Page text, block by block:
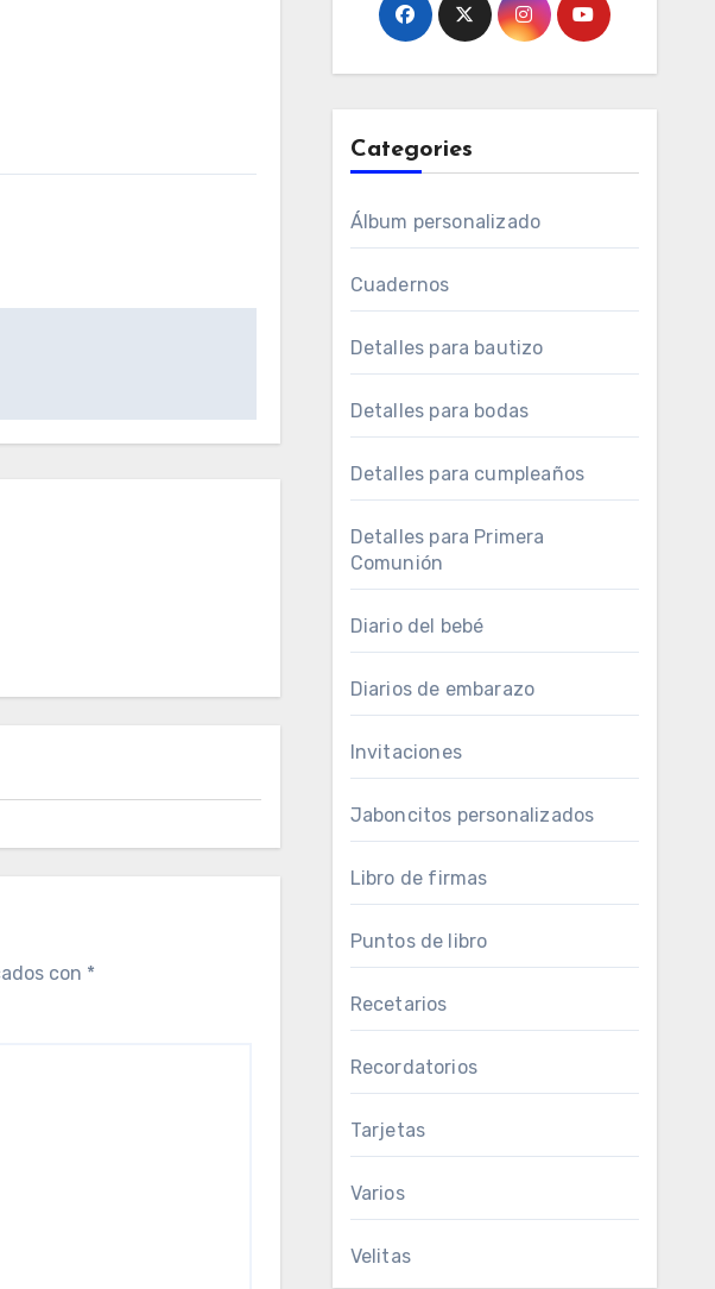
con *
Categories
Álbum personalizado
Cuadernos
Detalles para bautizo
Detalles para bodas
Detalles para cumpleaños
Detalles para Primera
Comunión
Diario del bebé
Diarios de embarazo
Invitaciones
Jaboncitos personalizados
Libro de firmas
Puntos de libro
Recetarios
Recordatorios
Tarjetas
Varios
Velitas